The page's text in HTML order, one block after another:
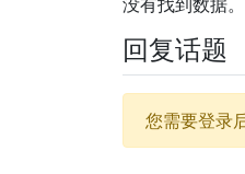
没有找到数据。
回复话题
您需要登录